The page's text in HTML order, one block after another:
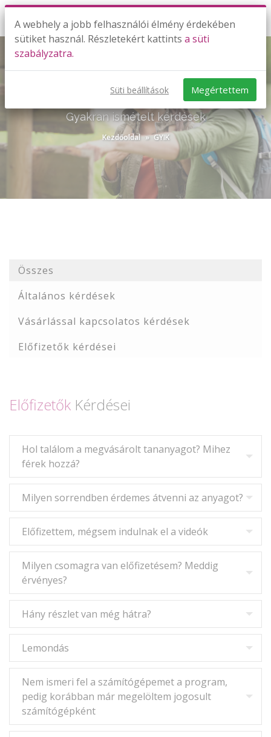
GYIK
Gyakran ismételt kérdések
Kezdőoldal GYIK
Összes
Általános kérdések
Vásárlással kapcsolatos kérdések
Előfizetők kérdései
Előfizetők Kérdései
Hol találom a megvásárolt tananyagot? Mihez
férek hozzá?
Milyen sorrendben érdemes átvenni az anyagot?
Előfizettem, mégsem indulnak el a videók
Milyen csomagra van előfizetésem? Meddig
érvényes?
Hány részlet van még hátra?
Lemondás
Nem ismeri fel a számítógépemet a program,
pedig korábban már megelöltem jogosult
számítógépként
A webhely a jobb felhasználói élmény érdekében
sütiket használ. Részletekért kattints a süti
szabályzatra.
Süti beállítások Megértettem